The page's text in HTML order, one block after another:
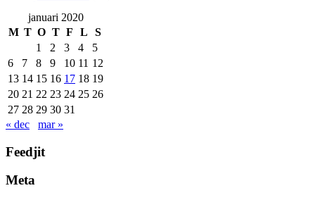
januari 2020
M T O T F L
S
1
2 3 4
5
6
7 8 9 10 11 12
13 14 15 16 17 18 19
20 21 22 23 24 25 26
27 28 29 30 31
« dec
mar »
Feedjit
Meta